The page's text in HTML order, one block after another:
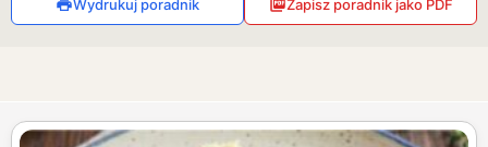
Wydrukuj poradnik Zapisz poradnik jako PDF